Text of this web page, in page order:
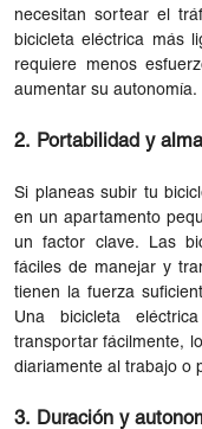
necesitan sortear el
bicicleta eléctrica más
requiere menos
aumentar su autonomía.
2. Portabilidad y
Si planeas subir tu
en un apartamento
un factor clave. Las
fáciles de manejar y
tienen la fuerza
Una bicicleta
transportar fácilmente,
diariamente al trabajo o
3. Duración y